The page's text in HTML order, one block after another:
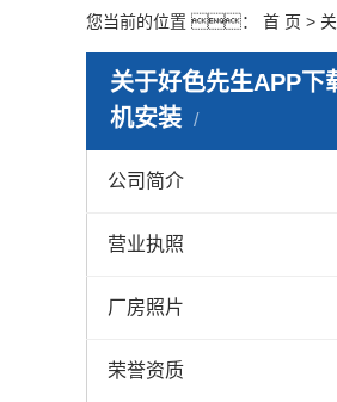
您当前的位置 ： 首 页 >
关于好色先生APP下
机安装
公司简介
营业执照
厂房照片
荣誉资质